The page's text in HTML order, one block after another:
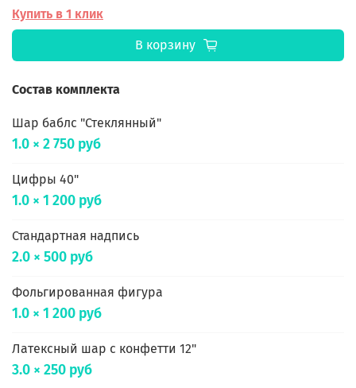
Купить в 1 клик
В корзину
Состав комплекта
Шар баблс "Стеклянный"
1.0 × 2 750 руб
Цифры 40"
1.0 × 1 200 руб
Стандартная надпись
2.0 × 500 руб
Фольгированная фигура
1.0 × 1 200 руб
Латексный шар с конфетти 12"
3.0 × 250 руб